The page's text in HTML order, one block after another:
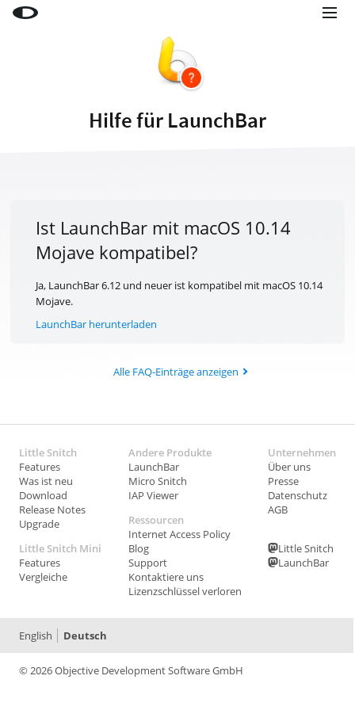
LaunchBar
Shop
Support
Blog
Hilfe für LaunchBar
Ist LaunchBar mit macOS 10.14
Mojave kompatibel?
Ja, LaunchBar 6.12 und neuer ist kompatibel mit macOS 10.14
Mojave.
LaunchBar herunterladen
Alle FAQ-Einträge anzeigen
Little Snitch
Features
Was ist neu
Download
Release Notes
Upgrade
Little Snitch Mini
Features
Vergleiche
Andere Produkte
LaunchBar
Micro Snitch
IAP Viewer
Ressourcen
Internet Access Policy
Blog
Support
Kontaktiere uns
Lizenzschlüssel verloren
Unternehmen
Über uns
Presse
Datenschutz
AGB
Little Snitch
LaunchBar
© 2026 Objective Development Software GmbH
English Deutsch